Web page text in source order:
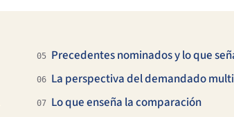
05 Precedentes nominados y lo que
06 La perspectiva del demandado
07 Lo que enseña la comparación